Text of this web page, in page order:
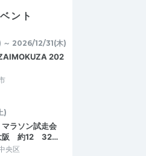
ント
2026/12/31(木)
202
)
ラソン試走会
阪 約12 32…
央区